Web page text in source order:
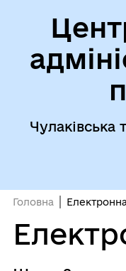
Чулаківська
Головна